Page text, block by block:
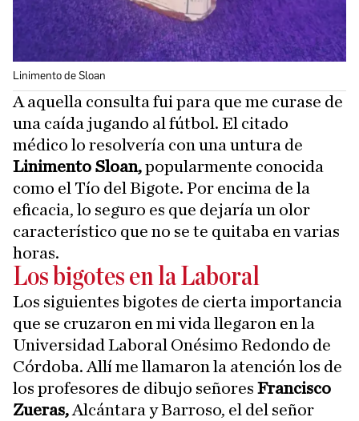
Linimento de Sloan
A aquella consulta fui para que me curase de
una caída jugando al fútbol. El citado
médico lo resolvería con una untura de
Linimento Sloan,popularmente conocida
como el Tío del Bigote. Por encima de la
eficacia, lo seguro es que dejaría un olor
característico que no se te quitaba en varias
horas.
Los bigotes en la Laboral
Los siguientes bigotes de cierta importancia
que se cruzaron en mi vida llegaron en la
Universidad Laboral Onésimo Redondo de
Córdoba. Allí me llamaron la atención los de
los profesores de dibujo señores Francisco
Zueras, Alcántara y Barroso, el del señor